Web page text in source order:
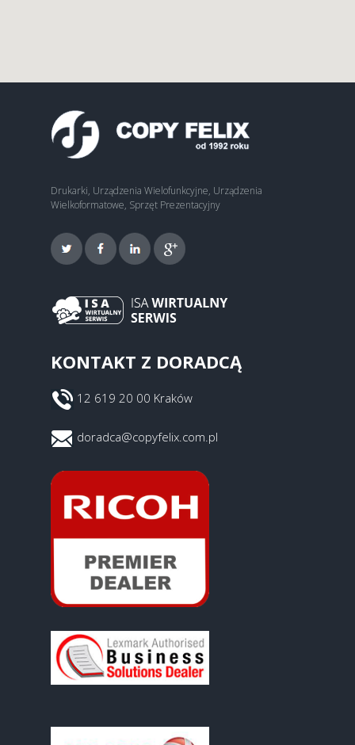
Drukarki, Urządzenia Wielofunkcyjne, Urządzenia
Wielkoformatowe, Sprzęt Prezentacyjny
KONTAKT Z DORADCĄ
12 619 20 00 Kraków
doradca@copyfelix.com.pl